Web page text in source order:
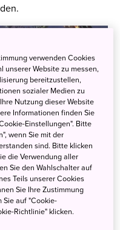
verwenden Cookies
unserer Website zu messen,
bereitzustellen,
sozialer Medien zu
Nutzung dieser Website
Informationen finden Sie
Einstellungen". Bitte
wenn Sie mit der
sind. Bitte klicken
die Verwendung aller
Sie den Wahlschalter auf
Teils unserer Cookies
Sie Ihre Zustimmung
Sie auf "Cookie-
Richtlinie" klicken.